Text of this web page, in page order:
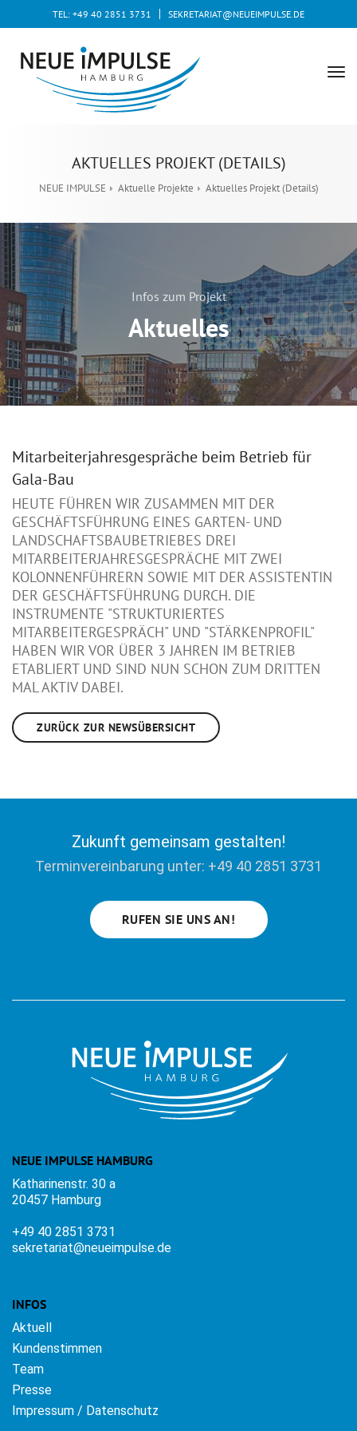
TEL: +49 40 2851 3731 SEKRETARIAT@NEUEIMPULSE.DE
AKTUELLES PROJEKT (DETAILS)
NEUE IMPULSE Aktuelle Projekte Aktuelles Projekt (Details)
Infos zum Projekt
Aktuelles
Mitarbeiterjahresgespräche beim Betrieb für
Gala-Bau
HEUTE FÜHREN WIR ZUSAMMEN MIT DER
GESCHÄFTSFÜHRUNG EINES GARTEN- UND
LANDSCHAFTSBAUBETRIEBES DREI
MITARBEITERJAHRESGESPRÄCHE MIT ZWEI
KOLONNENFÜHRERN SOWIE MIT DER ASSISTENTIN
DER GESCHÄFTSFÜHRUNG DURCH. DIE
INSTRUMENTE "STRUKTURIERTES
MITARBEITERGESPRÄCH" UND "STÄRKENPROFIL"
HABEN WIR VOR ÜBER 3 JAHREN IM BETRIEB
ETABLIERT UND SIND NUN SCHON ZUM DRITTEN
MAL AKTIV DABEI.
ZURÜCK ZUR NEWSÜBERSICHT
Zukunft gemeinsam gestalten!
Terminvereinbarung unter: +49 40 2851 3731
RUFEN SIE UNS AN!
NEUE IMPULSE HAMBURG
Katharinenstr. 30 a
20457 Hamburg
+49 40 2851 3731
sekretariat@neueimpulse.de
INFOS
Aktuell
Kundenstimmen
Team
Presse
Impressum / Datenschutz